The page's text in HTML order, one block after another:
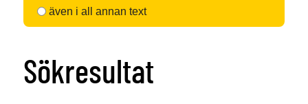
även i all annan text
Sökresultat